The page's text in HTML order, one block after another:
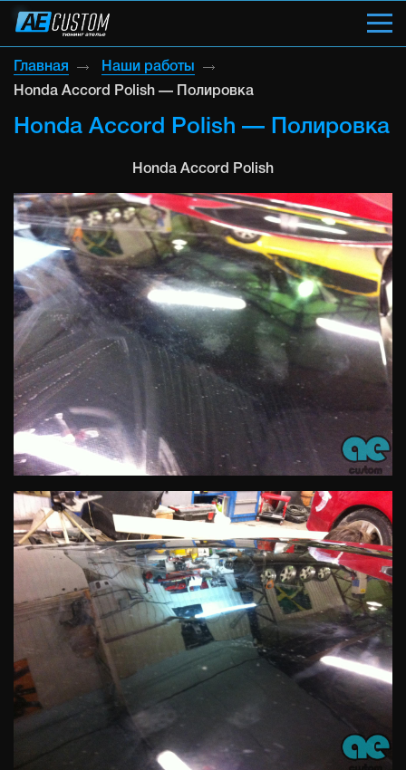
Главная
Наши работы
Honda Accord Polish — Полировка
Honda Accord Polish — Полировка
Honda Accord Polish